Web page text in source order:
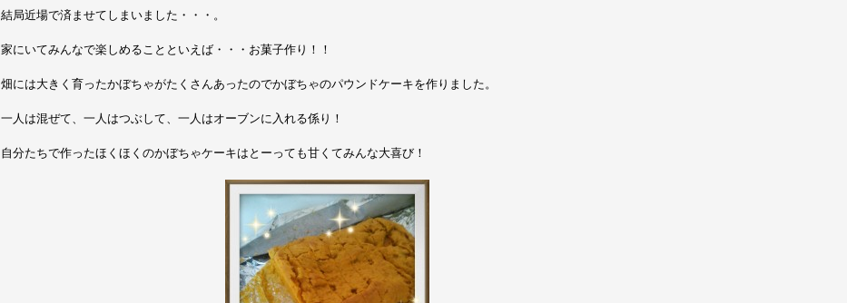
結局近場で済ませてしまいました・・・。
家にいてみんなで楽しめることといえば・・・お菓子作り！！
畑には大きく育ったかぼちゃがたくさんあったのでかぼちゃのパウンドケーキを作りました。
一人は混ぜて、一人はつぶして、一人はオーブンに入れる係り！
自分たちで作ったほくほくのかぼちゃケーキはとーっても甘くてみんな大喜び！